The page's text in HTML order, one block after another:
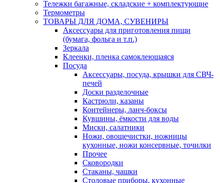
Тележки багажные, складские + комплектующие
Термометры
ТОВАРЫ ДЛЯ ДОМА, СУВЕНИРЫ
Аксессуары для приготовления пищи
(бумага, фольга и т.п.)
Зеркала
Клеенки, пленка самоклеющаяся
Посуда
Аксессуары, посуда, крышки для СВЧ-
печей
Доски разделочные
Кастрюли, казаны
Контейнеры, ланч-боксы
Кувшины, ёмкости для воды
Миски, салатники
Ножи, овощечистки, ножницы
кухонные, ножи консервные, точилки
Прочее
Сковородки
Стаканы, чашки
Столовые приборы, кухонные